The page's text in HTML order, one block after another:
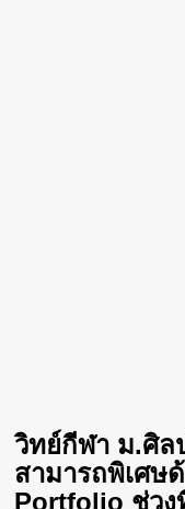
วิทย์กีฬา ม.ศิล
สามารถพิเศษ
Portfolio ช่วง